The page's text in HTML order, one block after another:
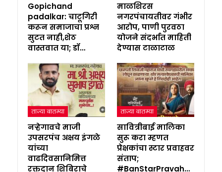
Gopichand
padalkar: चाटूगिरी
करून समाजाचा प्रश्न
सुटत नाही,शेठ
वास्तवात या; डॉ…
माळशिरस
नगरपंचायतीवर गंभीर
आरोप, पाणी पुरवठा
योजने संदर्भात माहिती
देण्यास टाळाटाळ
ताज्या बातम्या
नऱ्हेगावचे माजी
उपसरपंच अक्षय इंगळे
यांच्या
वाढदिवसानिमित्त
रक्तदान शिबिराचे
ताज्या बातम्या
सावित्रीबाई मालिका
सुरू करा म्हणत
प्रेक्षकांचा स्टार प्रवाहवर
संताप;
#BanStarPravah…